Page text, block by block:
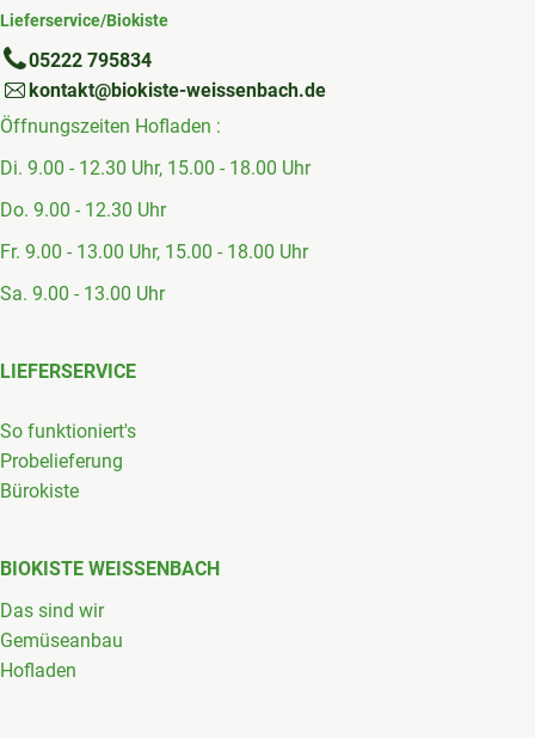
Lieferservice/Biokiste
05222 795834
kontakt@biokiste-weissenbach.de
Öffnungszeiten Hofladen :
Di. 9.00 - 12.30 Uhr, 15.00 - 18.00 Uhr
Do. 9.00 - 12.30 Uhr
Fr. 9.00 - 13.00 Uhr, 15.00 - 18.00 Uhr
Sa. 9.00 - 13.00 Uhr
LIEFERSERVICE
So funktioniert's
Probelieferung
Bürokiste
BIOKISTE WEISSENBACH
Das sind wir
Gemüseanbau
Hofladen